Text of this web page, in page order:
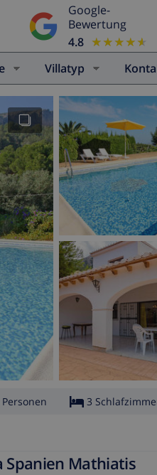
Google-
Bewertung
4.8 ★★★★★
★★★★★
Villatyp
Personen 3
Spanien Mathiatis